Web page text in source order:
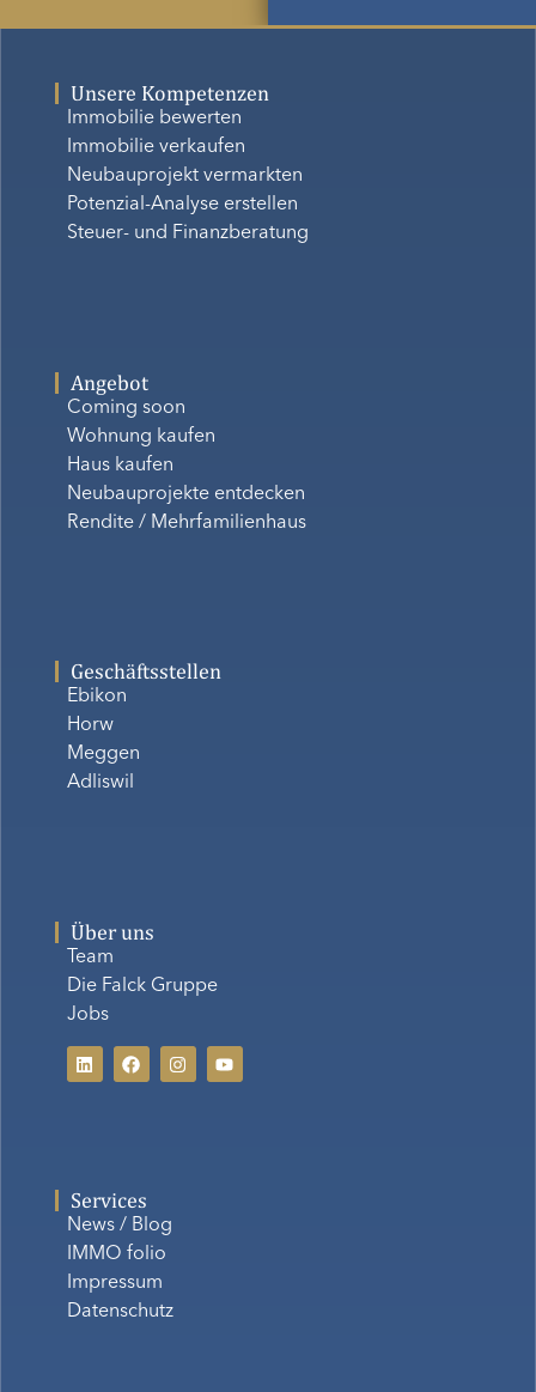
Unsere Kompetenzen
Immobilie bewerten
Immobilie verkaufen
Neubauprojekt vermarkten
Potenzial-Analyse erstellen
Steuer- und Finanzberatung
Angebot
Coming soon
Wohnung kaufen
Haus kaufen
Neubauprojekte entdecken
Rendite / Mehrfamilienhaus
Geschäftsstellen
Ebikon
Horw
Meggen
Adliswil
Über uns
Team
Die Falck Gruppe
Jobs
Services
News / Blog
IMMO folio
Impressum
Datenschutz